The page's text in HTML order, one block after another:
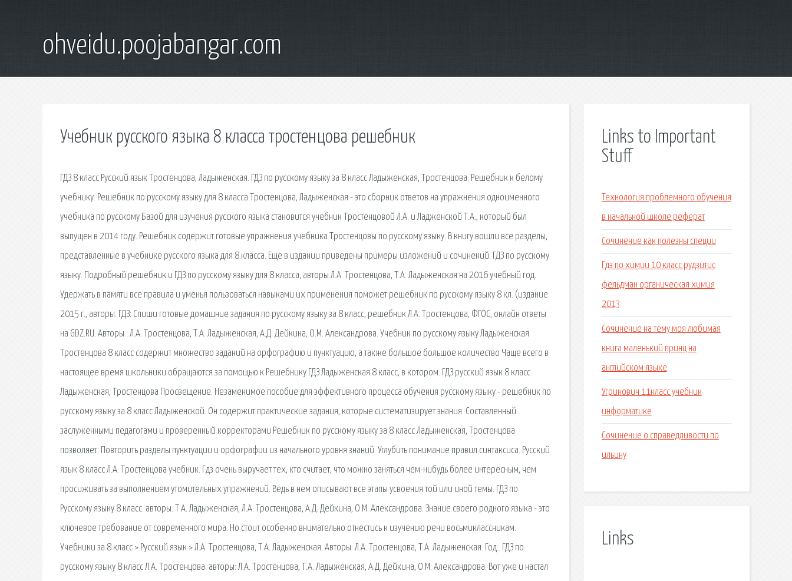
ohveidu.poojabangar.com
Учебник русского языка 8 класса тростенцова решебник
ГДЗ 8 класс Русский язык Тростенцова, Ладыженская. ГДЗ по русскому языку за 8 класс Ладыженская, Тростенцова. Решебник к белому
учебнику. Решебник по русскому языку для 8 класса Тростенцова, Ладыженская - это сборник ответов на упражнения одноименного
учебника по русскому Базой для изучения русского языка становится учебник Тростенцовой Л.А. и Ладженской Т.А., который был
выпущен в 2014 году. Решебник содержит готовые упражнения учебника Тростенцовы по русскому языку. В книгу вошли все разделы,
представленные в учебнике русского языка для 8 класса. Еще в издании приведены примеры изложений и сочинений. ГДЗ по русскому
языку. Подробный решебник и ГДЗ по русскому языку для 8 класса, авторы Л.А. Тростенцова, Т.А. Ладыженская на 2016 учебный год.
Удержать в памяти все правила и уменья пользоваться навыками их применения поможет решебник по русскому языку 8 кл. (издание
2015 г., авторы. ГДЗ: Спиши готовые домашние задания по русскому языку за 8 класс, решебник Л.А. Тростенцова, ФГОС, онлайн ответы
на GDZ.RU. Авторы : Л.А. Тростенцова, Т.А. Ладыженская, А.Д. Дейкина, О.М. Александрова. Учебник по русскому языку Ладыженская
Тростенцова 8 класс содержит множество заданий на орфографию и пунктуацию, а также большое большое количество Чаще всего в
настоящее время школьники обращаются за помощью к Решебнику ГДЗ Ладыженская 8 класс, в котором. ГДЗ русский язык 8 класс
Ладыженская, Тростенцова Просвещение. Незаменимое пособие для эффективного процесса обучения русскому языку - решебник по
русскому языку за 8 класс Ладыженской. Он содержит практические задания, которые систематизирует знания. Составленный
заслуженными педагогами и проверенный корректорами Решебник по русскому языку за 8 класс Ладыженская, Тростенцова
позволяет: Повторить разделы пунктуации и орфографии из начального уровня знаний. Углубить понимание правил синтаксиса. Русский
язык 8 класс Л.А. Тростенцова учебник. Гдз очень выручает тех, кто считает, что можно заняться чем-нибудь более интересным, чем
просиживать за выполнением утомительных упражнений. Ведь в нем описывают все этапы усвоения той или иной темы. ГДЗ по
Русскому языку 8 класс. авторы: Т.А. Ладыженская, Л.А. Тростенцова, А.Д. Дейкина, О.М. Александрова. Знание своего родного языка - это
ключевое требование от современного мира. Но стоит особенно внимательно отнестись к изучению речи восьмиклассникам.
Учебники за 8 класс > Русский язык > Л.А. Тростенцова, Т.А. Ладыженская. Авторы: Л.А. Тростенцова, Т.А. Ладыженская. Год:. ГДЗ по
русскому языку 8 класс Л.А. Тростенцова. авторы: Л.А. Тростенцова, Т.А. Ладыженская, А.Д. Дейкина, О.М. Александрова. Вот уже и настал
Links to Important
Stuff
Технология проблемного обучения
в начальной школе реферат
Сочинение как полезны специи
Гдз по химии 10 класс рудзитис
фельдман органическая химия
2013
Сочинение на тему моя любимая
книга маленький принц на
английском языке
Угринович 11класс учебник
информатике
Сочинение о справедливости по
ильину
Links